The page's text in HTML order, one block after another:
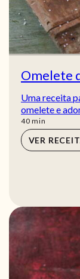
Omelete
Uma receita
omelete e
40min
min
VER